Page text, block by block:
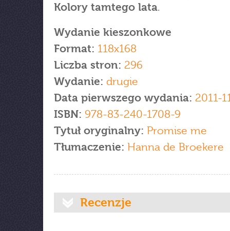
Kolory tamtego lata.
Wydanie kieszonkowe
Format: 118x168
Liczba stron: 296
Wydanie: drugie
Data pierwszego wydania: 2011-
ISBN: 978-83-240-1708-9
Tytuł oryginalny: Promise me
Tłumaczenie: Hanna de Broekere
Recenzje